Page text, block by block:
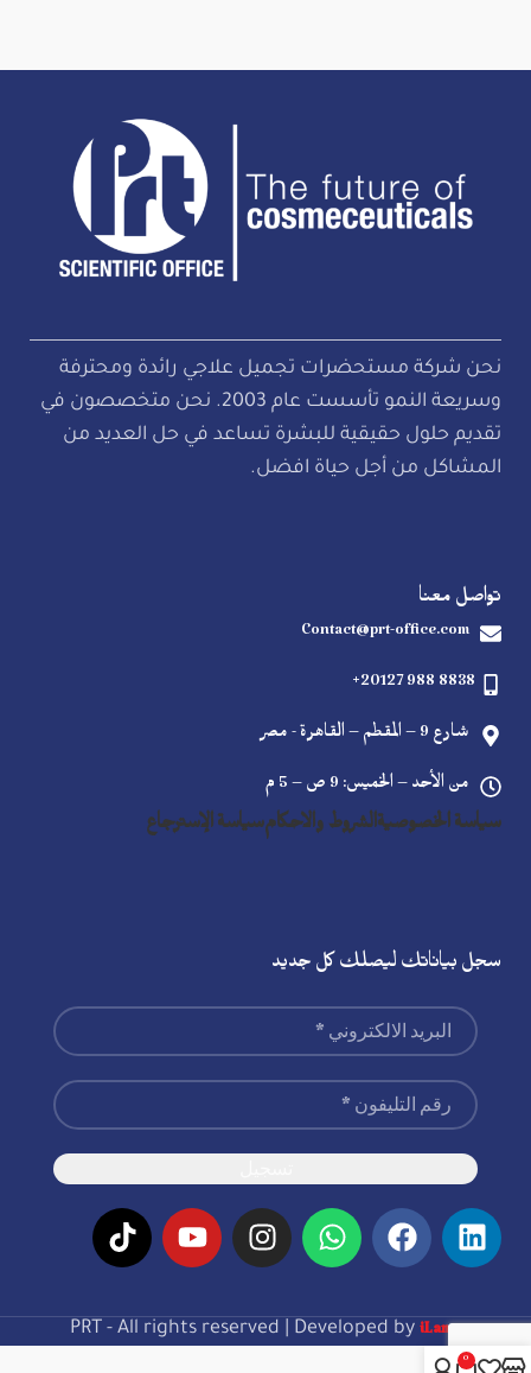
نحن شركة مستحضرات تجميل علاجي رائدة ومحترفة
وسريعة النمو تأسست عام 2003. نحن متخصصون في
تقديم حلول حقيقية للبشرة تساعد في حل العديد من
المشاكل من أجل حياة افضل.
تواصل معنا
Contact@prt-office.com
+20127 988 8838
شارع 9 – المقطم – القاهرة - مصر
من الأحد – الخميس: 9 ص – 5 م
سياسة الخصوصيةالشروط والاحكامسياسة الإسترجاع
سجل بياناتك ليصلك كل جديد
PRT - All rights reserved | Developed by iLamp
0